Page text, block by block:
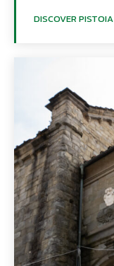
DISCOVER PISTOIA